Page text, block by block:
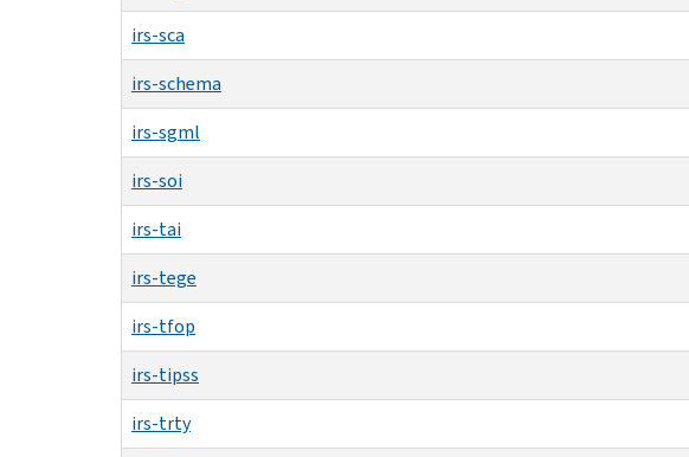
irs-sca
irs-schema
irs-sgml
irs-soi
irs-tai
irs-tege
irs-tfop
irs-tipss
irs-trty